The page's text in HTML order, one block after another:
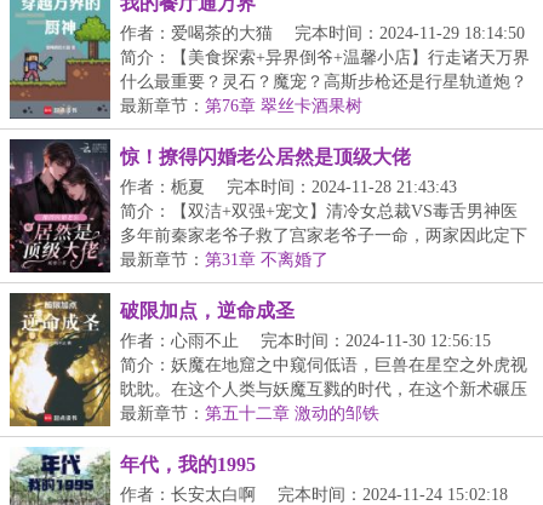
作者：爱喝茶的大猫
完本时间：2024-11-29 18:14:50
简介：【美食探索+异界倒爷+温馨小店】行走诸天万界
什么最重要？灵石？魔宠？高斯步枪还是行星轨道炮？
不...
最新章节： 第76章 翠丝卡酒果树
惊！撩得闪婚老公居然是顶级大佬
作者：栀夏
完本时间：2024-11-28 21:43:43
简介：【双洁+双强+宠文】清冷女总裁VS毒舌男神医
多年前秦家老爷子救了宫家老爷子一命，两家因此定下
了婚...
最新章节： 第31章 不离婚了
破限加点，逆命成圣
作者：心雨不止
完本时间：2024-11-30 12:56:15
简介：妖魔在地窟之中窥伺低语，巨兽在星空之外虎视
眈眈。在这个人类与妖魔互戮的时代，在这个新术碾压
旧...
最新章节： 第五十二章 激动的邹铁
年代，我的1995
作者：长安太白啊
完本时间：2024-11-24 15:02:18